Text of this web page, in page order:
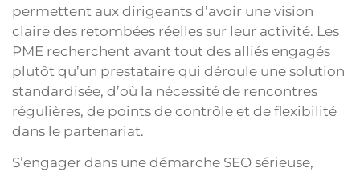
permettent aux dirigeants d’avoir une vision
claire des retombées réelles sur leur activité. Les
PME recherchent avant tout des alliés engagés
plutôt qu’un prestataire qui déroule une solution
standardisée, d’où la nécessité de rencontres
régulières, de points de contrôle et de flexibilité
dans le partenariat.
S’engager dans une démarche SEO sérieuse,